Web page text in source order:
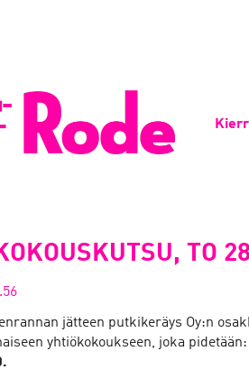
TO
jätteen putkikeräys Oy:n
yhtiökokoukseen, joka pidetään: